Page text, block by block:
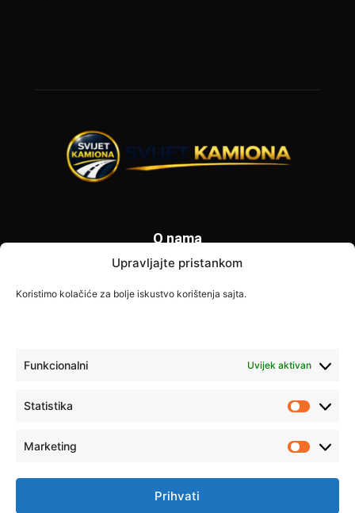
Upravljajte pristankom
Koristimo kolačiće za bolje iskustvo korištenja sajta.
Funkcionalni Uvijek aktivan
Statistika
Marketing
Prihvati
O nama
Svijet Kamiona je specijalizovani portal posvećen vozačima
kamiona i transportnoj industriji. Donosimo najnovije